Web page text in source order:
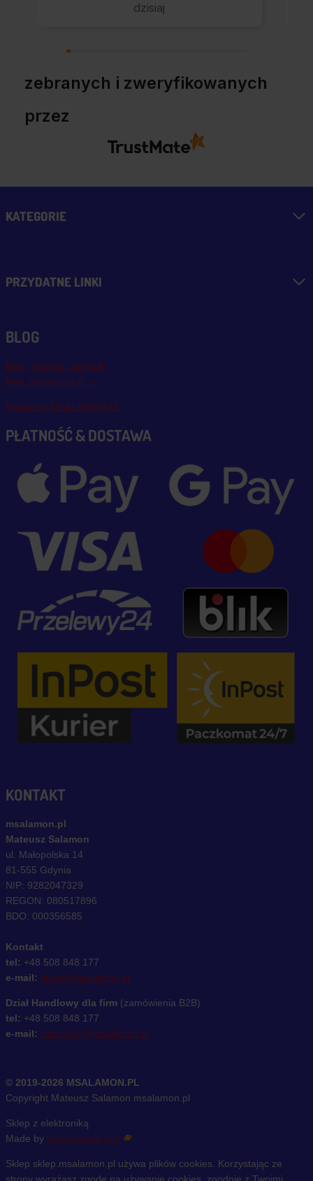
dzisiaj
zebranych i zweryfikowanych
przez
KATEGORIE
PRZYDATNE LINKI
BLOG
Blog, nowości, artykuły
Blog msalamon.pl →
Partnerzy MSALAMON.PL
PŁATNOŚĆ & DOSTAWA
KONTAKT
msalamon.pl
Mateusz Salamon
ul. Małopolska 14
81-555 Gdynia
NIP: 9282047329
REGON: 080517896
BDO: 000356585
Kontakt
tel: +48 508 848 177
e-mail: sklep@msalamon.pl
Dział Handlowy dla firm (zamówienia B2B)
tel: +48 508 848 177
e-mail: handlowy@msalamon.pl
© 2019-2026 MSALAMON.PL
Copyright Mateusz Salamon msalamon.pl
Sklep z elektroniką
Made by cosmonauts.dev
Sklep sklep.msalamon.pl używa plików cookies. Korzystając ze